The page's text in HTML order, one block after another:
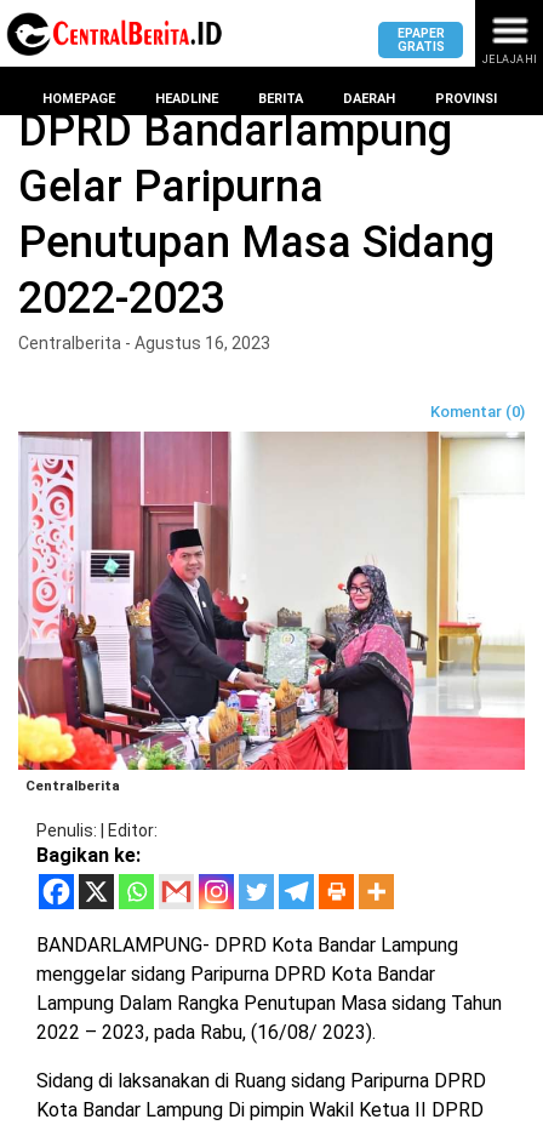
MASUK
KOTA
METRO
PESAWARAN
TANGGAMUS
PRINGSEWU
LAMPUNG
SELATAN
LAMPUNG
TENGAH
LAMPUNG
BARAT
LAMPUNG
LAMPUNG
UTARA
MESUJI
DPRD
KOTA
BANDAR
LAMPUNG
DPRD
METRO
DPRD
PESAWARAN
DPRD
TANGGAMUS
PRINGSEWU
DPRD
LAMSEL
DPRD
LAMTENG
LAMBAR
LAMPUNG
BANTEN
JAWAB
BARAT
DKI
JAKARTA
EPAPER
GRATIS
JELAJAHI
HOMEPAGE HEADLINE BERITA DAERAH PROVINSI
DPRD Bandarlampung
Gelar Paripurna
Penutupan Masa Sidang
2022-2023
Centralberita - Agustus 16, 2023
Komentar (0)
Centralberita
Penulis Editor
Bagikan ke:
BANDARLAMPUNG- DPRD Kota Bandar Lampung
menggelar sidang Paripurna DPRD Kota Bandar
Lampung Dalam Rangka Penutupan Masa sidang Tahun
2022 – 2023, pada Rabu, (16/08/ 2023).
Sidang di laksanakan di Ruang sidang Paripurna DPRD
Kota Bandar Lampung Di pimpin Wakil Ketua II DPRD